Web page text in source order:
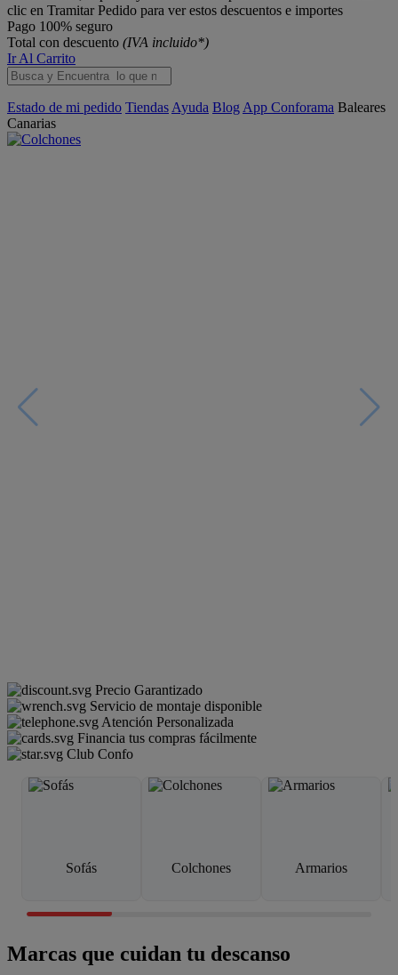
clic en Tramitar Pedido para ver estos descuentos e importes
Pago 100% seguro
Total con descuento (IVA incluido*)
Ir Al Carrito
Estado de mi pedido Tiendas Ayuda Blog App Conforama Baleares
Canarias
Precio Garantizado
Servicio de montaje disponible
Atención Personalizada
Financia tus compras fácilmente
Club Confo
Sofás Colchones Armarios
Marcas que cuidan tu descanso